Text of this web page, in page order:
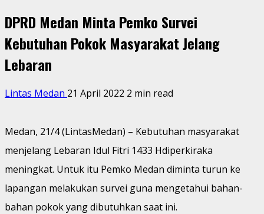
DPRD Medan Minta Pemko Survei
Kebutuhan Pokok Masyarakat Jelang
Lebaran
Lintas Medan 21 April 2022 2 min read
Medan, 21/4 (LintasMedan) – Kebutuhan masyarakat
menjelang Lebaran Idul Fitri 1433 Hdiperkiraka
meningkat. Untuk itu Pemko Medan diminta turun ke
lapangan melakukan survei guna mengetahui bahan-
bahan pokok yang dibutuhkan saat ini.